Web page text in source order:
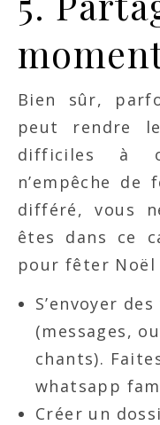
Bien sûr,
peut rendre
difficiles à
n’empêche
différé, vous
êtes dans ce
pour fêter
S’envoyer
(messages,
chants).
whatsapp
Créer un